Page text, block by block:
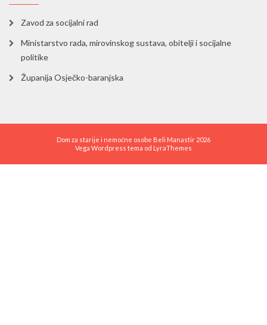
Zavod za socijalni rad
Ministarstvo rada, mirovinskog sustava, obitelji i socijalne
politike
Županija Osječko-baranjska
Dom za starije i nemoćne osobe Beli Manastir 2026
Vega Wordpress tema od LyraThemes